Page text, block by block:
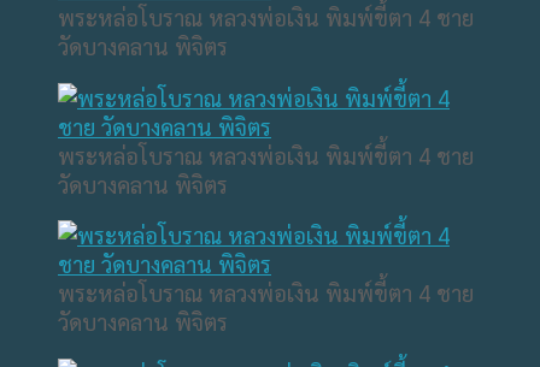
พระหล่อโบราณ หลวงพ่อเงิน พิมพ์ขี้ตา 4 ชาย
วัดบางคลาน พิจิตร
พระหล่อโบราณ หลวงพ่อเงิน พิมพ์ขี้ตา 4 ชาย
วัดบางคลาน พิจิตร
พระหล่อโบราณ หลวงพ่อเงิน พิมพ์ขี้ตา 4 ชาย
วัดบางคลาน พิจิตร